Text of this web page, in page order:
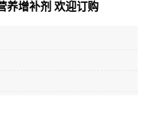
养增补剂 欢迎订购